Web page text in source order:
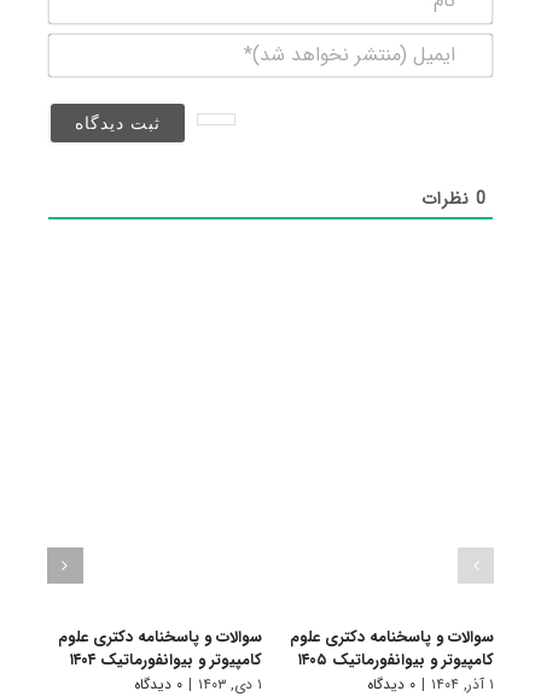
(منتشر
0نظرات
سوالات و پاسخنامه دکتری علوم
کامپیوتر و بیوانفورماتیک ۱۴۰۵
۱ آذر, ۱۴۰۴ | ۰ دیدگاه
سوالات و پاسخنامه دکتری علوم
کامپیوتر و بیوانفورماتیک ۱۴۰۴
۱ دی, ۱۴۰۳ | ۰ دیدگاه